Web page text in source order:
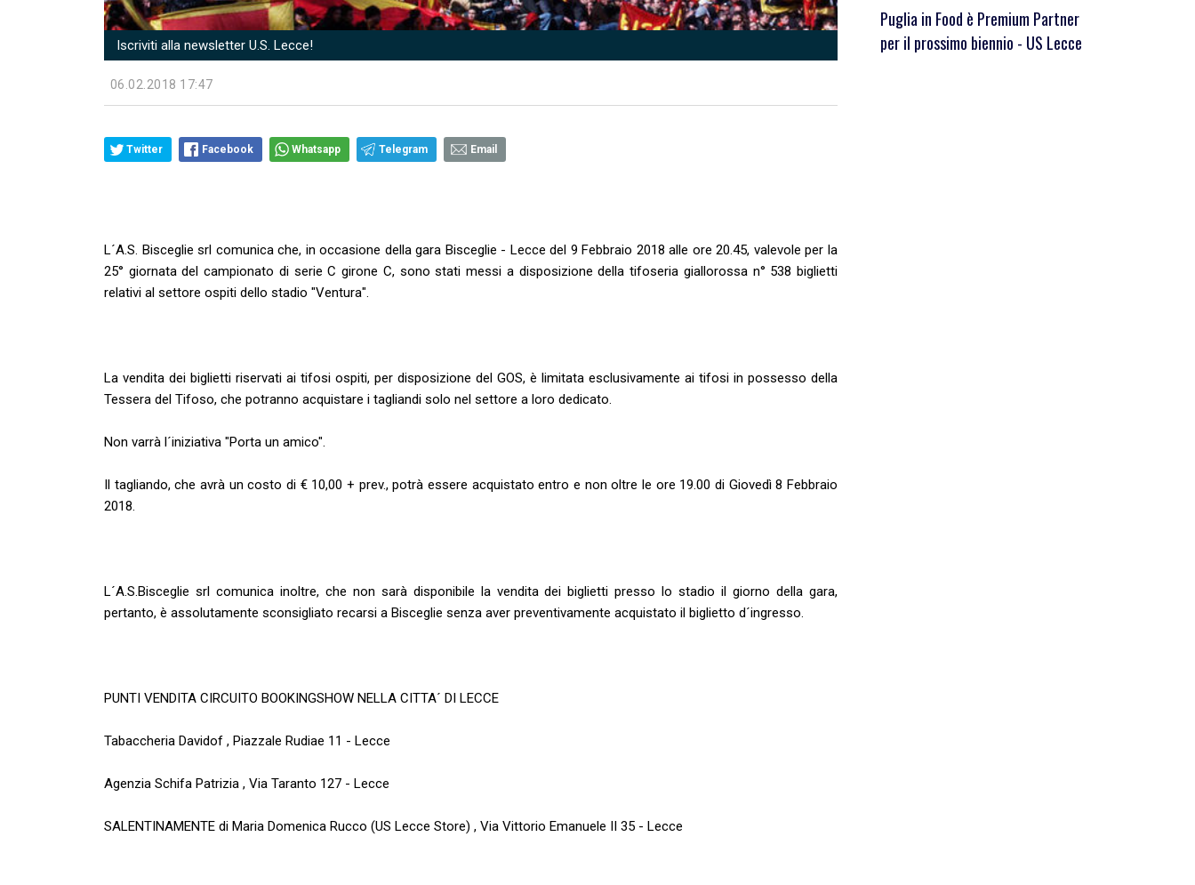
Iscriviti alla newsletter U.S. Lecce!
06.02.2018 17:47
Twitter Facebook Whatsapp Telegram Email
L´A.S. Bisceglie srl comunica che, in occasione della gara Bisceglie - Lecce del 9 Febbraio 2018 alle ore 20.45, valevole per la
25° giornata del campionato di serie C girone C, sono stati messi a disposizione della tifoseria giallorossa n° 538 biglietti
relativi al settore ospiti dello stadio "Ventura".
La vendita dei biglietti riservati ai tifosi ospiti, per disposizione del GOS, è limitata esclusivamente ai tifosi in possesso della
Tessera del Tifoso, che potranno acquistare i tagliandi solo nel settore a loro dedicato.
Non varrà l´iniziativa "Porta un amico".
Il tagliando, che avrà un costo di € 10,00 + prev., potrà essere acquistato entro e non oltre le ore 19.00 di Giovedì 8 Febbraio
2018.
L´A.S.Bisceglie srl comunica inoltre, che non sarà disponibile la vendita dei biglietti presso lo stadio il giorno della gara,
pertanto, è assolutamente sconsigliato recarsi a Bisceglie senza aver preventivamente acquistato il biglietto d´ingresso.
PUNTI VENDITA CIRCUITO BOOKINGSHOW NELLA CITTA´ DI LECCE
Tabaccheria Davidof , Piazzale Rudiae 11 - Lecce
Agenzia Schifa Patrizia , Via Taranto 127 - Lecce
SALENTINAMENTE di Maria Domenica Rucco (US Lecce Store) , Via Vittorio Emanuele II 35 - Lecce
Puglia in Food è Premium Partner
per il prossimo biennio - US Lecce